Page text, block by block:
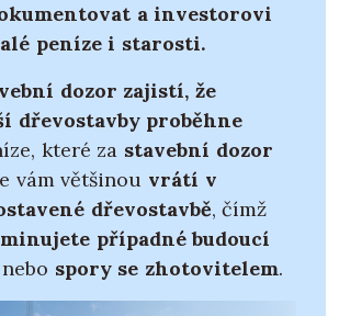
a investorovi
peníze i starosti.
dozor zajistí, že
dřevostavby proběhne
které za stavební dozor
vám většinou vrátí v
dřevostavbě, čímž
případné budoucí
nebo spory se zhotovitelem.